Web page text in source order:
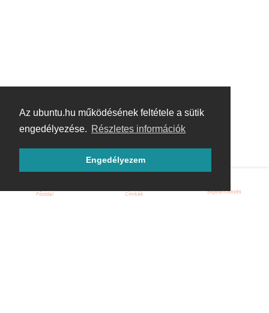
Az ubuntu.hu működésének feltétele a sütik
engedélyezése. Részletes információk
Engedélyezem
Főoldal Címkék Bejelentkezés